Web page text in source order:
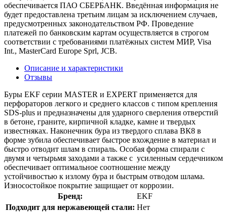
обеспечивается ПАО СБЕРБАНК. Введённая информация не
будет предоставлена третьим лицам за исключением случаев,
предусмотренных законодательством РФ. Проведение
платежей по банковским картам осуществляется в строгом
соответствии с требованиями платёжных систем МИР, Visa
Int., MasterCard Europe Sprl, JCB.
Описание и характеристики
Отзывы
Буры EKF серии MASTER и EXPERT применяется для
перфораторов легкого и среднего классов с типом крепления
SDS-plus и предназначены для ударного сверления отверстий
в бетоне, граните, кирпичной кладке, камне и твердых
известняках. Наконечник бура из твердого сплава ВК8 в
форме зубила обеспечивает быстрое вхождение в материал и
быстро отводит шлам в спираль. Особая форма спирали с
двумя и четырьмя заходами а также с усиленным сердечником
обеспечивает оптимальное соотношение между
устойчивостью к излому бура и быстрым отводом шлама.
Износостойкое покрытие защищает от коррозии.
Бренд:
EKF
Подходит для нержавеющей стали: Нет